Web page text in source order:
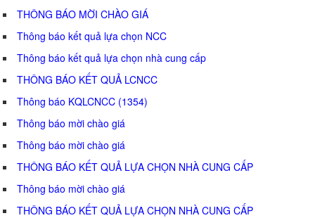
THÔNG BÁO MỜI CHÀO GIÁ
Thông báo kết quả lựa chọn NCC
Thông báo kết quả lựa chọn nhà cung cấp
THÔNG BÁO KẾT QUẢ LCNCC
Thông báo KQLCNCC (1354)
Thông báo mời chào giá
Thông báo mời chào giá
THÔNG BÁO KẾT QUẢ LỰA CHỌN NHÀ CUNG CẤP
Thông báo mời chào giá
THÔNG BÁO KẾT QUẢ LỰA CHỌN NHÀ CUNG CẤP